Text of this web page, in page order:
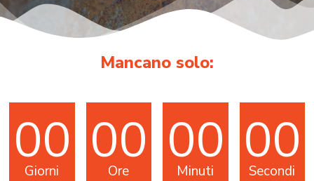
Mancano solo:
00
Giorni 00
Ore 00
Minuti 00
Secondi